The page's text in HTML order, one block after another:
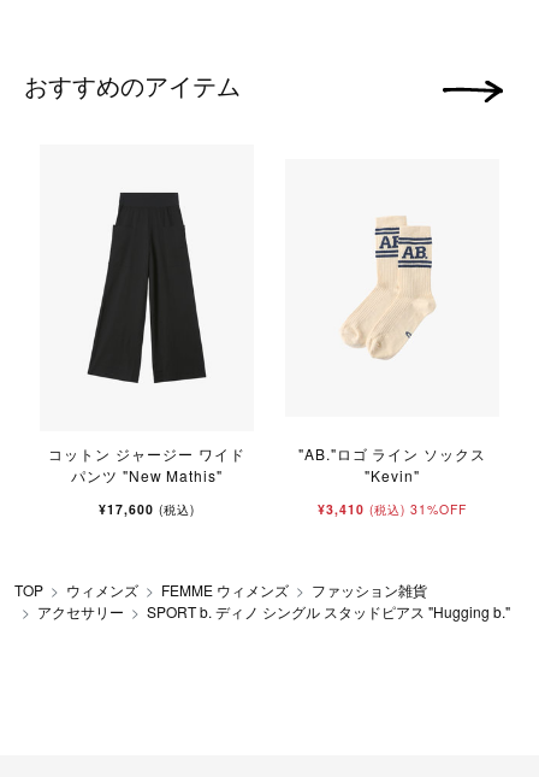
おすすめのアイテム
コットン ジャージー ワイド
パンツ "New Mathis"
¥17,600 (税込)
"AB."ロゴ ライン ソックス
"Kevin"
¥3,410 (税込) 31%OFF
次の画像
TOP ウィメンズ FEMME ウィメンズ
ファッション雑貨
アクセサリー
SPORT b. ディノ シングル スタッドピアス "Hugging b."